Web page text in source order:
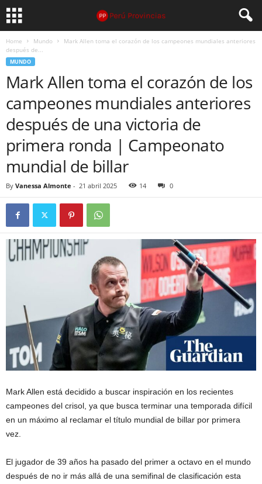
Home Mundo
Mark Allen toma el corazón de los campeones mundiales anteriores
después de...
MUNDO
Mark Allen toma el corazón de los
campeones mundiales anteriores
después de una victoria de
primera ronda | Campeonato
mundial de billar
By Vanessa Almonte - 21 abril 2025 14 0
Mark Allen está decidido a buscar inspiración en los recientes
campeones del crisol, ya que busca terminar una temporada difícil
en un máximo al reclamar el título mundial de billar por primera
vez.
El jugador de 39 años ha pasado del primer a octavo en el mundo
después de no ir más allá de una semifinal de clasificación esta